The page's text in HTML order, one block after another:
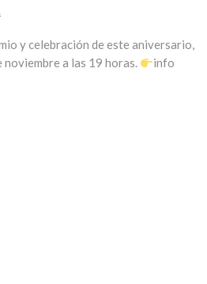
y celebración de este aniversario,
a las 19 horas.
info